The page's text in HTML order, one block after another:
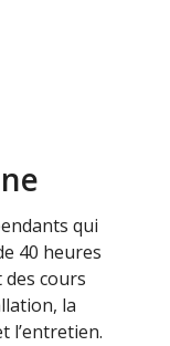
qui
40 heures
cours
la
l’entretien.